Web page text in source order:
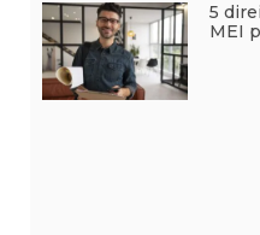
5
MEI